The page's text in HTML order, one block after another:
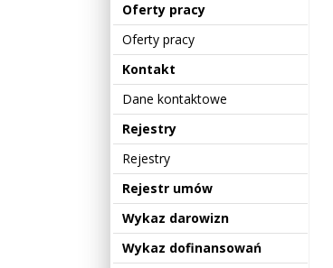
Oferty pracy
Oferty pracy
Kontakt
Dane kontaktowe
Rejestry
Rejestry
Rejestr umów
Wykaz darowizn
Wykaz dofinansowań